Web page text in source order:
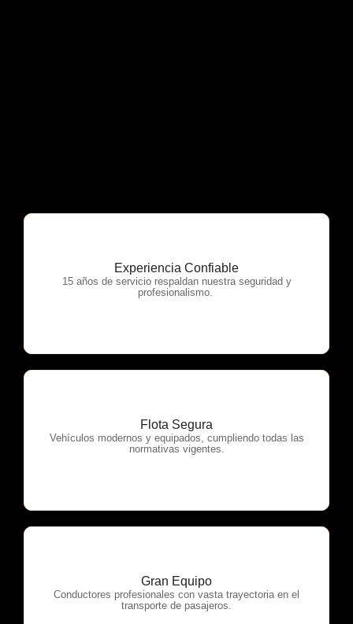
Experiencia Confiable
15 años de servicio respaldan nuestra seguridad y
profesionalismo.
OTP Servicios
Flota Segura
Vehículos modernos y equipados, cumpliendo todas las
normativas vigentes.
OTP Servicios
Gran Equipo
Conductores profesionales con vasta trayectoria en el
transporte de pasajeros.
OTP Servicios